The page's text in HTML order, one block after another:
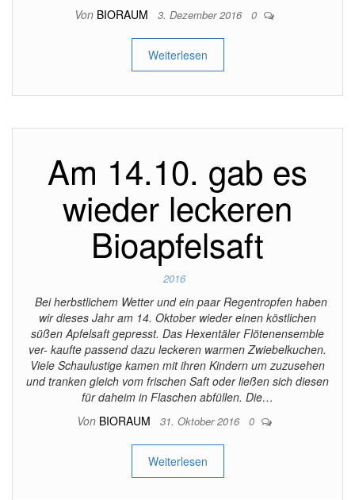
Von BIORAUM 3. Dezember 2016 0
Weiterlesen
Am 14.10. gab es
wieder leckeren
Bioapfelsaft
2016
Bei herbstlichem Wetter und ein paar Regentropfen haben
wir dieses Jahr am 14. Oktober wieder einen köstlichen
süßen Apfelsaft gepresst. Das Hexentäler Flötenensemble
ver- kaufte passend dazu leckeren warmen Zwiebelkuchen.
Viele Schaulustige kamen mit ihren Kindern um zuzusehen
und tranken gleich vom frischen Saft oder ließen sich diesen
für daheim in Flaschen abfüllen. Die…
Von BIORAUM 31. Oktober 2016 0
Weiterlesen